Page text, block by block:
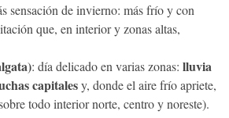
sensación de invierno: más frío y con
que, en interior y zonas altas,
: día delicado en varias zonas: lluvia
capitalesy, donde el aire frío apriete,
todo interior norte, centro y noreste).